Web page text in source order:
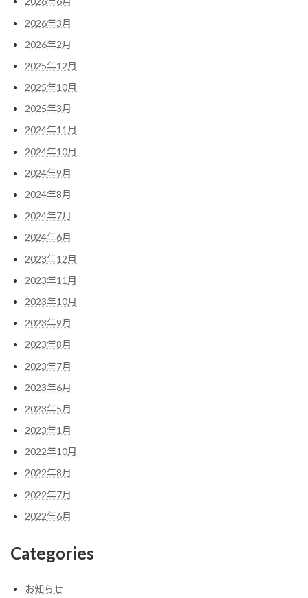
2026年3月
2026年2月
2025年12月
2025年10月
2025年3月
2024年11月
2024年10月
2024年9月
2024年8月
2024年7月
2024年6月
2023年12月
2023年11月
2023年10月
2023年9月
2023年8月
2023年7月
2023年6月
2023年5月
2023年1月
2022年10月
2022年8月
2022年7月
2022年6月
Categories
お知らせ